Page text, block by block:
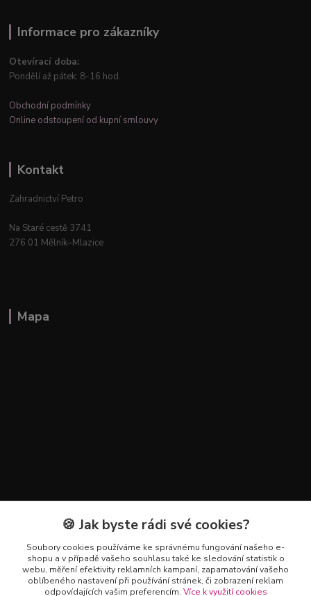
Informace pro zákazníky
Otevírací doba:
Pondělí až pátek: 8-16 hod.
Obchodní podmínky
Online odstoupení od kupní smlouvy
Kontakt
Zahradnictví Petro
Na Staré cestě 3741
276 01 Mělník–Mlazice
Mapa
Kontakty
+420 602 223 614
info@zahradnictvipetro.cz
🍪 Jak byste rádi své cookies?
Soubory cookies používáme ke správnému fungování našeho e-
shopu a v případě vašeho souhlasu také ke sledování statistik o
webu, měření efektivity reklamních kampaní, zapamatování vašeho
oblíbeného nastavení při používání stránek, či zobrazení reklam
odpovídajících vašim preferencím. Více k využití cookies